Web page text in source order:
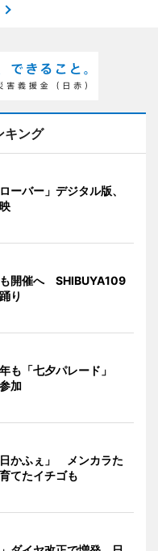
キング
ーバー」デジタル版、
も開催へ SHIBUYA109
り
も「七夕パレード」
加
かふぇ」 メンカラた
てたイチゴも